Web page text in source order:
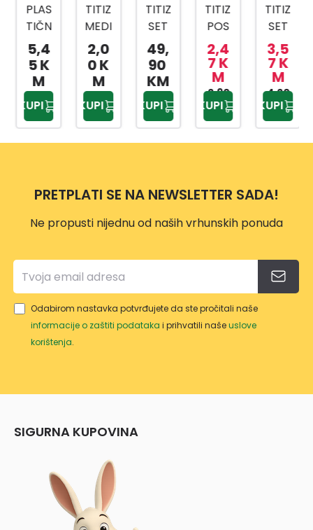
PLAS
TIČN
A
KANT
A SA
MET
ALNO
M
DRŠK
5,4
5 K
M
KUPI
TITIZ
MEDI
CINS
KI
BOX
AP-
9159
2,0
0 K
M
KUPI
TITIZ
SET
ZA
KUPA
TILO
PRIW
EX
TP-
557
49,
90
KM
KUPI
TITIZ
POS
UDA
ZA
BEBI
HRA
NU
500
ML
2,4
7 K
M
2,90
KM
KUPI
TITIZ
SET
ZA
SLAD
OLED
AP-
9425
3,5
7 K
M
4,20
KM
KUPI
PRETPLATI SE NA NEWSLETTER SADA!
Ne propusti nijednu od naših vrhunskih ponuda
Odabirom nastavka potvrđujete da ste pročitali naše
informacije o zaštiti podataka i prihvatili našeuslove
korištenja.
SIGURNA KUPOVINA